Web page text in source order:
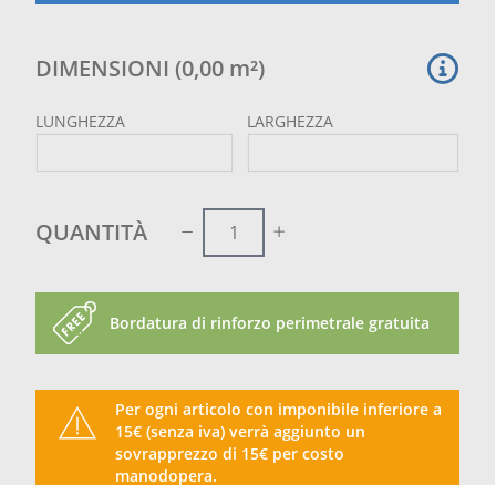
DIMENSIONI (0,00 m²)
LUNGHEZZA LARGHEZZA
QUANTITÀ
Bordatura di rinforzo perimetrale gratuita
Per ogni articolo con imponibile inferiore a
15€ (senza iva) verrà aggiunto un
sovrapprezzo di 15€ per costo
manodopera.